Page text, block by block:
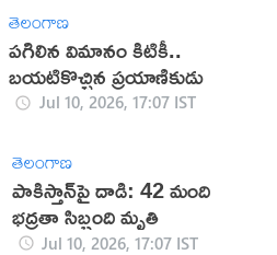
తెలంగాణ
పగిలిన విమానం కిటికీ..
బయటికొచ్చిన ప్రయాణికుడు
Jul 10, 2026, 17:07 IST
తెలంగాణ
పాకిస్తాన్‌పై దాడి: 42 మంది
భద్రతా సిబ్బంది మృతి
Jul 10, 2026, 17:07 IST